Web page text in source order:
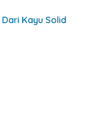
Kayu Solid